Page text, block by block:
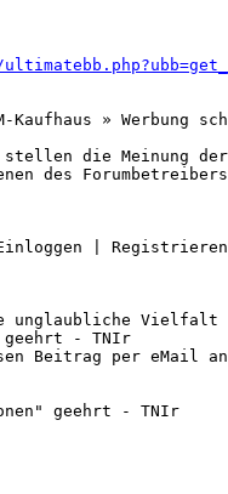
Kaufhaus » Werbung
stellen die Meinung
des
|
Die unglaubliche
geehrt - TNIr
Beitrag per
geehrt - TNIr